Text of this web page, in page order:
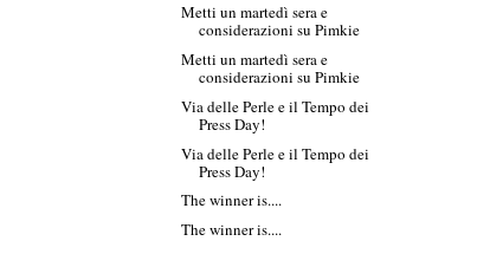
Metti un martedì sera e
considerazioni su Pimkie
Metti un martedì sera e
considerazioni su Pimkie
Via delle Perle e il Tempo dei
Press Day!
Via delle Perle e il Tempo dei
Press Day!
The winner is....
The winner is....